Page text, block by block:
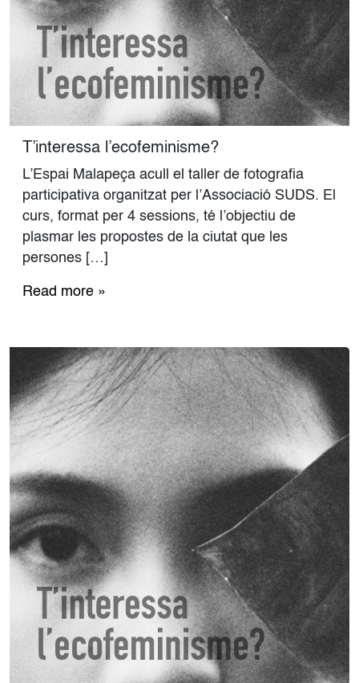
T’interessa l’ecofeminisme?
L’Espai Malapeça acull el taller de fotografia
participativa organitzat per l’Associació SUDS. El
curs, format per 4 sessions, té l’objectiu de
plasmar les propostes de la ciutat que les
persones […]
Read more »